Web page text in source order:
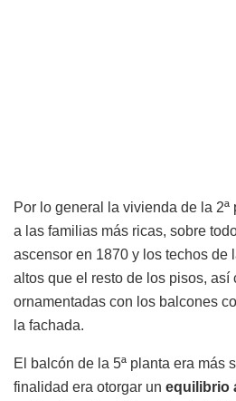
Por lo general la vivienda de la
a las familias más ricas, sobre
ascensor en 1870 y los techos de
altos que el resto de los pisos, así
ornamentadas con los balcones
la fachada.
El balcón de la 5ª planta era más
finalidad era otorgar un equilibrio